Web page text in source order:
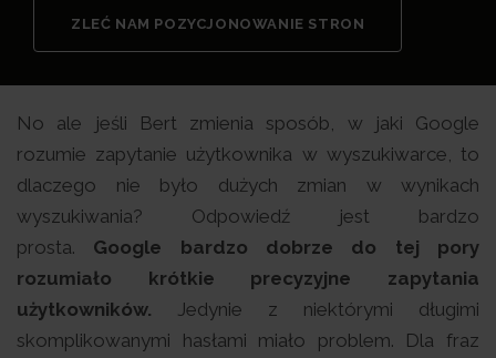
ZLEĆ NAM POZYCJONOWANIE STRON
No ale jeśli Bert zmienia sposób, w jaki Google
rozumie zapytanie użytkownika w wyszukiwarce, to
dlaczego nie było dużych zmian w wynikach
wyszukiwania? Odpowiedź jest bardzo
prosta. Google bardzo dobrze do tej pory
rozumiało krótkie precyzyjne zapytania
użytkowników. Jedynie z niektórymi długimi
skomplikowanymi hasłami miało problem. Dla fraz